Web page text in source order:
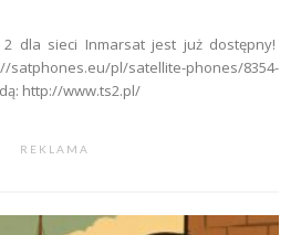
dla sieci Inmarsat jest już dostępny!
pl/satellite-phones/8354-
http://www.ts2.pl/
R E K L A M A